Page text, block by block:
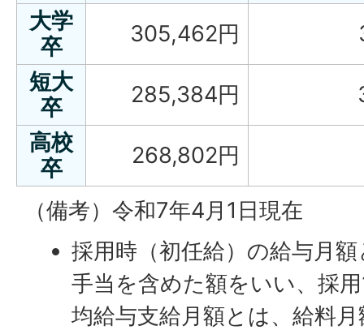
大学
卒
305,462円
短大
卒
285,384円
高校
卒
268,802円
（備考）令和7年4月1日現在
採用時（初任給）の給与月
手当を含めた額をいい、採
均給与支給月額とは、給料